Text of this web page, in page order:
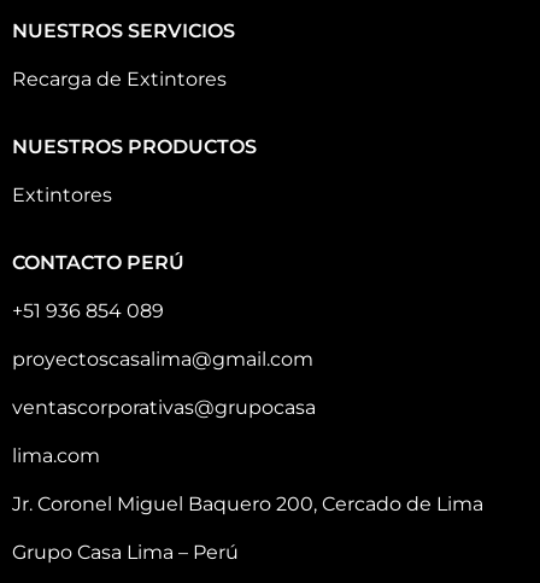
NUESTROS SERVICIOS
Recarga de Extintores
NUESTROS PRODUCTOS
Extintores
CONTACTO PERÚ
+51 936 854 089
proyectoscasalima@gmail.com
ventascorporativas@grupocasa
lima.com
Jr. Coronel Miguel Baquero 200, Cercado de Lima
Grupo Casa Lima – Perú